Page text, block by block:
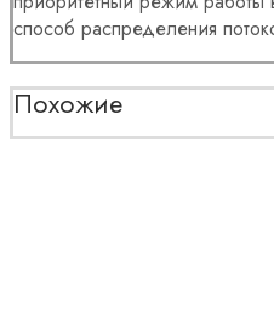
способ распределения
Похожие